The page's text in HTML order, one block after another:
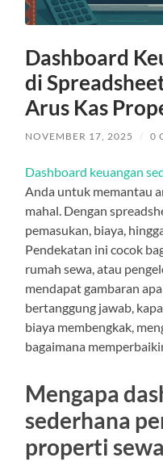
Dashboard
di
Arus Kas
NOVEMBER 17, 2025 / 0
Dashboard keuangan
Anda untuk memantau
mahal. Dengan
pemasukan, biaya,
Pendekatan ini cocok
rumah sewa, atau
mendapat gambaran
bertanggung jawab,
biaya membengkak,
bagaimana
Mengapa
sederhana
properti sewa